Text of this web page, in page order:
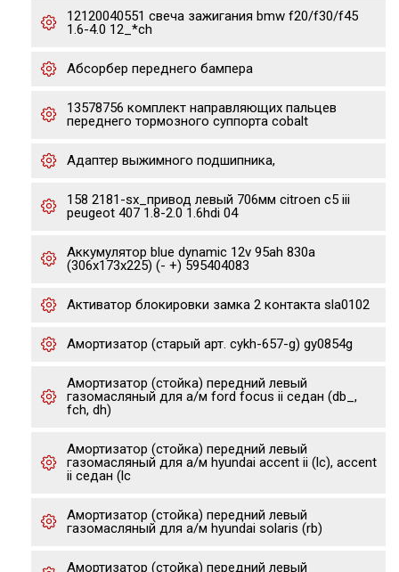
12120040551 свеча зажигания bmw f20/f30/f45
1.6-4.0 12_*ch
Абсорбер переднего бампера
13578756 комплект направляющих пальцев
переднего тормозного суппорта cobalt
Адаптер выжимного подшипника,
158 2181-sx_привод левый 706мм citroen c5 iii
peugeot 407 1.8-2.0 1.6hdi 04
Аккумулятор blue dynamic 12v 95ah 830а
(306x173x225) (- +) 595404083
Активатор блокировки замка 2 контакта sla0102
Амортизатор (старый арт. cykh-657-g) gy0854g
Амортизатор (стойка) передний левый
газомасляный для а/м ford focus ii седан (db_,
fch, dh)
Амортизатор (стойка) передний левый
газомасляный для а/м hyundai accent ii (lc), accent
ii седан (lc
Амортизатор (стойка) передний левый
газомасляный для а/м hyundai solaris (rb)
Амортизатор (стойка) передний левый